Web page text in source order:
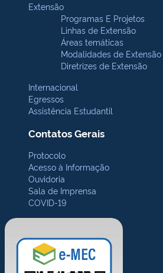
Extensão
Programas E Projetos
Linhas de Extensão
Áreas temáticas
Modalidades de Extensão
Diretrizes de Extensão
Internacional
Egressos
Assistência Estudantil
Contatos Gerais
Protocolo
Acesso à Informação
Ouvidoria
Sala de Imprensa
COVID-19